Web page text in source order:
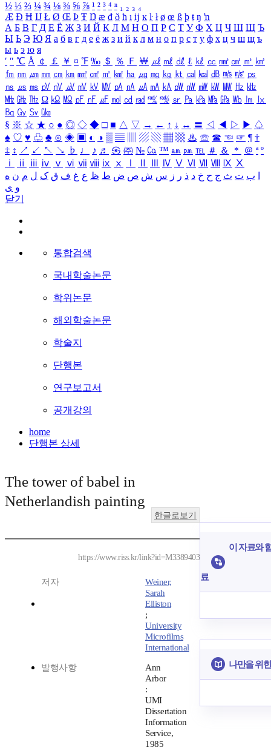
½ ⅓ ⅔ ¼ ¾ ⅛ ⅜ ⅝ ⅞ ¹ ² ³ ⁴ ⁿ ₁ ₂ ₃ ₄
Æ Ð Ħ Ĳ Ł Ø Œ Þ Ŧ Ŋ æ đ ð ħ ı ĳ ĸ ŀ ł ø œ ß þ ŧ ŋ ŉ
А Б В Г Д Е Ё Ж З И Й К Л М Н О П Р С Т У Ф Х Ц Ч Ш Щ Ъ
Ы Ь Э Ю Я а б в г д е ё ж з и й к л м н о п р с т у ф х ц ч ш щ ъ
ы ь э ю я
′ ″ ℃ Å ￠ ￡ ￥ ¤ ℉ ‰ ＄ ％ Ｆ ￦ ㎕ ㎖ ㎗ ℓ ㎘ ㏄ ㎣ ㎤ ㎥ ㎦
㎙ ㎚ ㎛ ㎜ ㎝ ㎞ ㎟ ㎠ ㎡ ㎢ ㏊ ㎍ ㎎ ㎏ ㏏ ㎈ ㎉ ㏈ ㎧ ㎨ ㎰
㎱ ㎲ ㎳ ㎴ ㎵ ㎶ ㎷ ㎸ ㎹ ㎀ ㎁ ㎂ ㎃ ㎄ ㎺ ㎻ ㎽ ㎾ ㎿ ㎐ ㎑
㎒ ㎓ ㎔ Ω ㏀ ㏁ ㎊ ㎋ ㎌ ㏖ ㏅ ㎭ ㎮ ㎯ ㏛ ㎩ ㎪ ㎫ ㎬ ㏝ ㏐
㏓
㏃ ㏉ ㏜ ㏆
§ ※ ☆ ★ ○ ● ◎ ◇ ◆ □ ■ △ ▽ → ← ↑ ↓ ↔ 〓 ◁ ◀ ▷ ▶ ♤
♠ ♡ ♥ ♧ ♣ ⊙ ◈ ▣ ◐ ◑ ▒ ▤ ▨ ▧ ▦ ▩ ♨ ☏ ☎ ☜ ☞ ¶ †
‡ ↕ ↗ ↙ ↖ ↘ ♭ ♩ ♪ ♬ ㉿ ㈜ № ㏇ ™ ㏂ ㏘ ℡ ＃ ＆ ＊ ＠ ª º
ⅰ
ⅱ ⅲ ⅳ ⅴ ⅵ ⅶ ⅷ ⅸ ⅹ Ⅳ Ⅴ Ⅵ Ⅶ Ⅷ Ⅸ Ⅹ
ب ت ث ج ح خ د ذ ر ز س ش ص ض ط ظ ع غ ف ق ک ل م ن ه
و ی
닫기
통합검색
국내학술논문
학위논문
해외학술논문
학술지
단행본
연구보고서
공개강의
home
단행본 상세
The tower of babel in
Netherlandish painting
한글로보기
https://www.riss.kr/link?id=M3389403
저자
Weiner,
Sarah
Elliston
;
University
Microfilms
International
발행사항
Ann
Arbor
:
UMI
Dissertation
Information
Service,
1985
이 자료와
료
나만을 위